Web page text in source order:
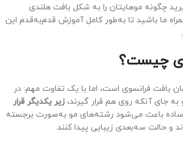
چگونه موهایتان را به شکل بافت هلندی
ما باشید تا به‌طور کامل آموزش قدم‌به‌قدم این
چیست؟
بافت فرانسوی است، اما با یک تفاوت مهم: در
جای آنکه روی هم قرار گیرند، زیر یکدیگر قرار
باعث می‌شود رشته‌های مو به‌صورت برجسته
حالت سه‌بعدی زیبایی پیدا کنند.